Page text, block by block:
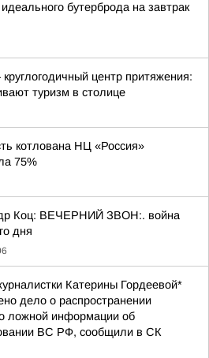
бутерброда на завтрак
центр притяжения:
туризм в столице
котлована НЦ «Россия»
75%
Коц: ВЕЧЕРНИЙ ЗВОН:. война
дня
Катерины Гордеевой*
дело о распространении
ложной информации об
ВС РФ, сообщили в СК